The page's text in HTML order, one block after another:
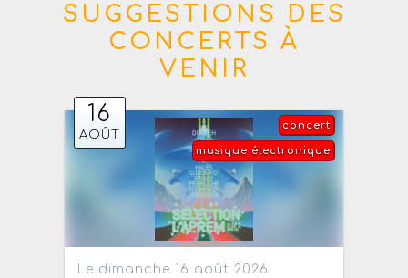
SUGGESTIONS DES
CONCERTS À
VENIR
16
AOÛT
concert
musique électronique
Le dimanche 16 août 2026